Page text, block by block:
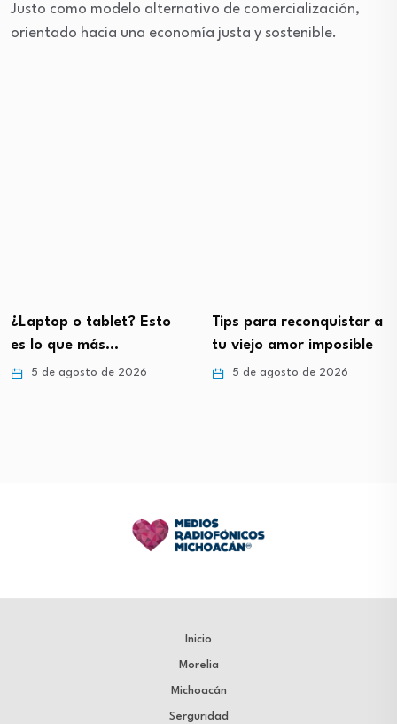
Justo como modelo alternativo de comercialización,
orientado hacia una economía justa y sostenible.
¿Laptop o tablet? Esto
es lo que más…
5 de agosto de 2026
Tips para reconquistar a
tu viejo amor imposible
5 de agosto de 2026
Inicio
Morelia
Michoacán
Serguridad